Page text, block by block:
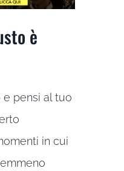
è
e pensi al tuo
in cui